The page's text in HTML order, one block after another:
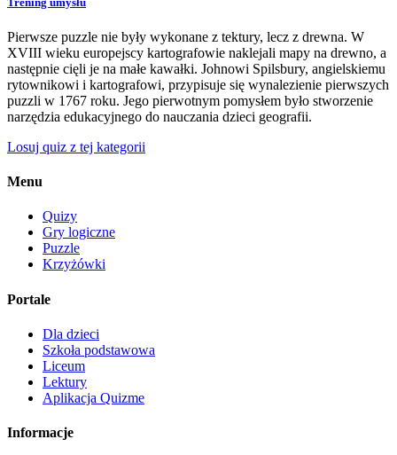
Pierwsze puzzle nie były wykonane z tektury, lecz z drewna. W
XVIII wieku europejscy kartografowie naklejali mapy na drewno, a
następnie cięli je na małe kawałki. Johnowi Spilsbury, angielskiemu
rytownikowi i kartografowi, przypisuje się wynalezienie pierwszych
puzzli w 1767 roku. Jego pierwotnym pomysłem było stworzenie
narzędzia edukacyjnego do nauczania dzieci geografii.
Losuj quiz z tej kategorii
Menu
Quizy
Gry logiczne
Puzzle
Krzyżówki
Portale
Dla dzieci
Szkoła podstawowa
Liceum
Lektury
Aplikacja Quizme
Informacje